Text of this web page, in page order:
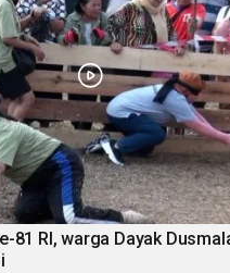
81 RI, warga Dayak